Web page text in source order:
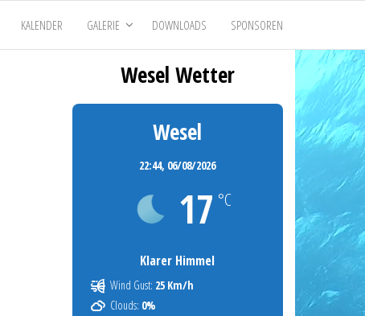
KALENDER GALERIE DOWNLOADS SPONSOREN
Wesel Wetter
Wesel
22:44, 06/08/2026
17 °C
Klarer Himmel
Wind Gust: 25 Km/h
Clouds: 0%